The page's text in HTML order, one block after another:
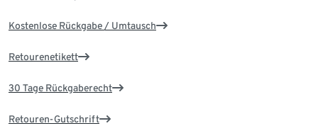
Kostenlose Rückgabe / Umtausch
Retourenetikett
30 Tage Rückgaberecht
Retouren-Gutschrift